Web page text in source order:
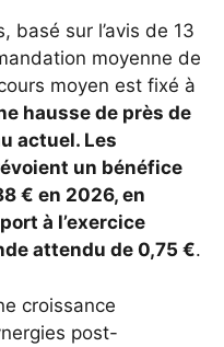
basé sur l’avis de 13
moyenne de
moyen est fixé à
hausse de près de
actuel. Les
un bénéfice
€ en 2026, en
à l’exercice
attendu de 0,75 €.
croissance
post-